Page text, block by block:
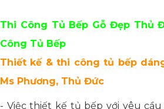
Thi Công Tủ Bếp Gỗ Đẹp Thủ
Công Tủ Bếp
Thiết kế & thi công tủ bếp
Ms Phương, Thủ Đức
- Việc thiết kế tủ bếp với yêu